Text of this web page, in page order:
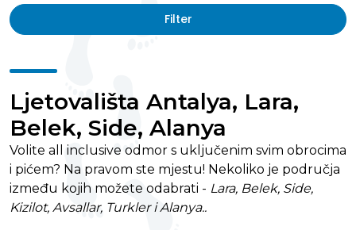
Filter
Ljetovališta Antalya, Lara,
Belek, Side, Alanya
Volite all inclusive odmor s uključenim svim obrocima
i pićem? Na pravom ste mjestu! Nekoliko je područja
između kojih možete odabrati - Lara, Belek, Side,
Kizilot, Avsallar, Turkler i Alanya..